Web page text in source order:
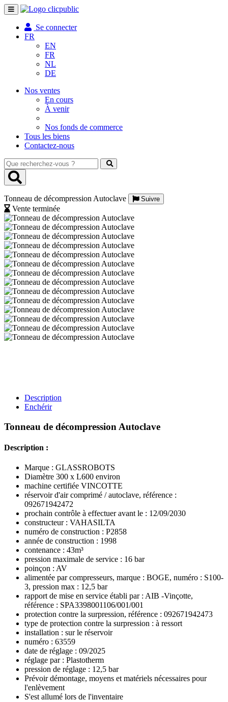
Toggle
navigation
Se connecter
FR
EN
FR
NL
DE
Nos ventes
En cours
À venir
Nos fonds de commerce
Tous les biens
Contactez-nous
Que
recherchez-
vous
Tonneau de décompression Autoclave
Suivre
Vente terminée
Description
Enchérir
Tonneau de décompression Autoclave
Description :
Marque : GLASSROBOTS
Diamètre 300 x L600 environ
machine certifiée VINCOTTE
réservoir d'air comprimé / autoclave, référence :
092671942472
prochain contrôle à effectuer avant le : 12/09/2030
constructeur : VAHASILTA
numéro de construction : P2858
année de construction : 1998
contenance : 43m³
pression maximale de service : 16 bar
poinçon : AV
alimentée par compresseurs, marque : BOGE, numéro : S100-
3, pression max : 12,5 bar
rapport de mise en service établi par : AIB -Vinçotte,
référence : SPA3398001106/001/001
protection contre la surpression, référence : 092671942473
type de protection contre la surpression : à ressort
installation : sur le réservoir
numéro : 63559
date de réglage : 09/2025
réglage par : Plastotherm
pression de réglage : 12,5 bar
Prévoir démontage, moyens et matériels nécessaires pour
l'enlèvement
S'est allumé lors de l'inventaire